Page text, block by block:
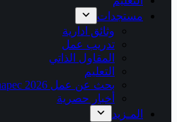
مستجدات
وثائق ادارية
تدريب عمل
المقاول الذاتي
التعليم
بحث عن عمل 2026 anapec
أخبار حصرية
المـزيد